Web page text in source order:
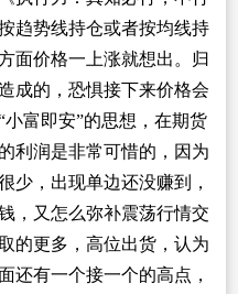
趋势线持仓或者按均线持
面价格一上涨就想出。归
成的，恐惧接下来价格会
富即安”的思想，在期货
利润是非常可惜的，因为
少，出现单边还没赚到，
，又怎么弥补震荡行情交
的更多，高位出货，认为
还有一个接一个的高点，